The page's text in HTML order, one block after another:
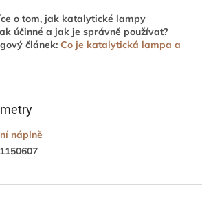
o tom, jak katalytické lampy
účinné a jak je správně používat?
článek: Co je katalytická lampa a
náplně